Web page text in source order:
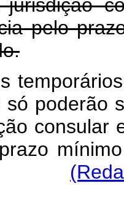
pelo
só poderão
consular